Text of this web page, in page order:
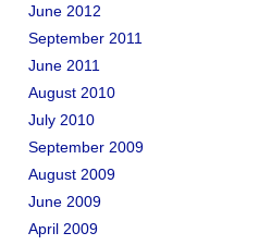
June 2012
September 2011
June 2011
August 2010
July 2010
September 2009
August 2009
June 2009
April 2009